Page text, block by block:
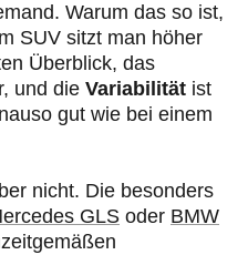
Warum das so ist,
SUV sitzt man höher
Überblick, das
und die Variabilität ist
gut wie bei einem
nicht. Die besonders
GLS oder BMW